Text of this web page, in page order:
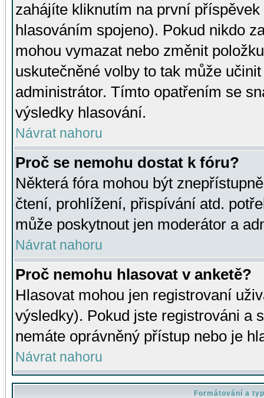
zahájíte kliknutím na první
hlasováním spojeno). Pokud nikdo
mohou vymazat nebo změnit
uskutečněné volby to tak může
administrátor. Tímto opatřením se
výsledky hlasování.
Návrat nahoru
Proč se nemohu dostat k fóru?
Některá fóra mohou být
čtení, prohlížení, přispívání atd.
může poskytnout jen moderátor a
Návrat nahoru
Proč nemohu hlasovat v anketě?
Hlasovat mohou jen registrovaní
výsledky). Pokud jste registrováni a
nemáte oprávněný přístup nebo je
Návrat nahoru
Formátování a